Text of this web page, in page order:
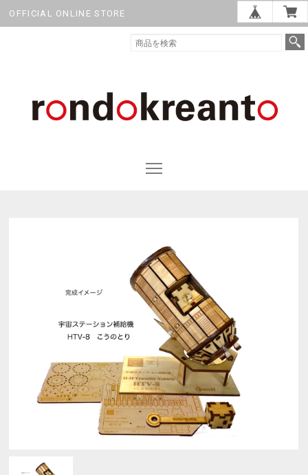
OFFICIAL ONLINE STORE